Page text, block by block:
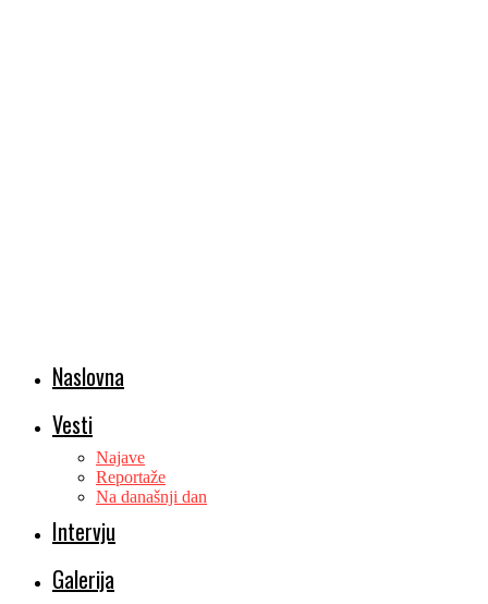
Naslovna
Vesti
Najave
Reportaže
Na današnji dan
Intervju
Galerija